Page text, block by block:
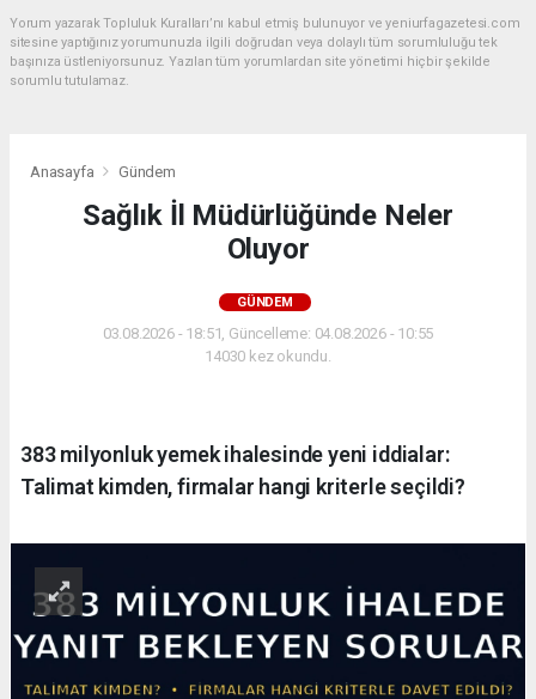
Yorum yazarak Topluluk Kuralları’nı kabul etmiş bulunuyor ve yeniurfagazetesi.com
sitesine yaptığınız yorumunuzla ilgili doğrudan veya dolaylı tüm sorumluluğu tek
başınıza üstleniyorsunuz. Yazılan tüm yorumlardan site yönetimi hiçbir şekilde
sorumlu tutulamaz.
Anasayfa Gündem
Sağlık İl Müdürlüğünde Neler
Oluyor
GÜNDEM
03.08.2026 - 18:51, Güncelleme: 04.08.2026 - 10:55
14030 kez okundu.
383 milyonluk yemek ihalesinde yeni iddialar:
Talimat kimden, firmalar hangi kriterle seçildi?